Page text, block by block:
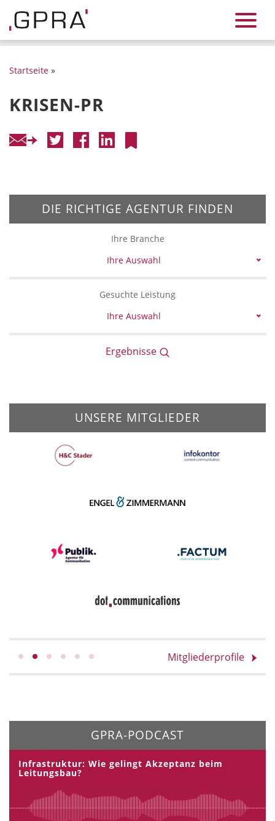
Startseite »
KRISEN-PR
DIE RICHTIGE AGENTUR FINDEN
Ihre Branche
Ihre Auswahl
Gesuchte Leistung
Ihre Auswahl
Ergebnisse
UNSERE MITGLIEDER
Mitgliederprofile
GPRA-PODCAST
Infrastruktur: Wie gelingt Akzeptanz beim
Leitungsbau?